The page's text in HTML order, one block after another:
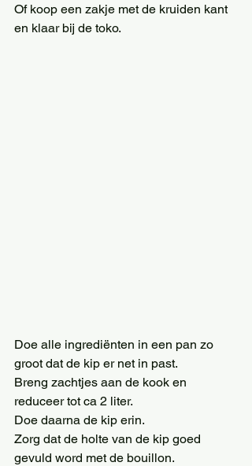
Of koop een zakje met de kruiden kant
en klaar bij de toko.
Doe alle ingrediënten in een pan zo
groot dat de kip er net in past.
Breng zachtjes aan de kook en
reduceer tot ca 2 liter.
Doe daarna de kip erin.
Zorg dat de holte van de kip goed
gevuld word met de bouillon.